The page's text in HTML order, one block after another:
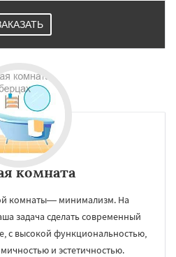
комната
комнаты— минимализм. На
задача сделать современный
с высокой функциональностью,
и эстетичностью.